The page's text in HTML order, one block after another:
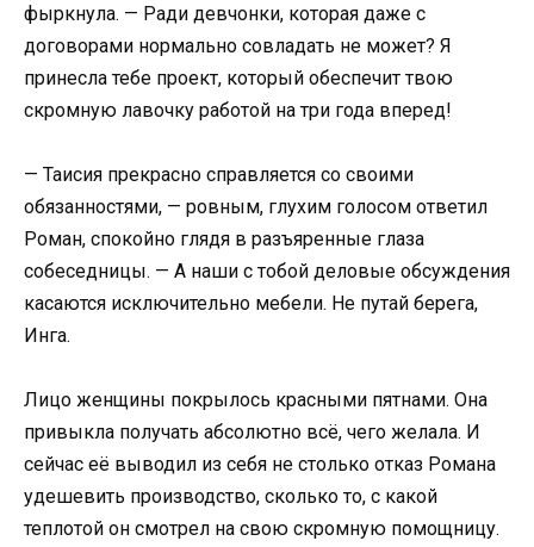
фыркнула. — Ради девчонки, которая даже с
договорами нормально совладать не может? Я
принесла тебе проект, который обеспечит твою
скромную лавочку работой на три года вперед!
— Таисия прекрасно справляется со своими
обязанностями, — ровным, глухим голосом ответил
Роман, спокойно глядя в разъяренные глаза
собеседницы. — А наши с тобой деловые обсуждения
касаются исключительно мебели. Не путай берега,
Инга.
Лицо женщины покрылось красными пятнами. Она
привыкла получать абсолютно всё, чего желала. И
сейчас её выводил из себя не столько отказ Романа
удешевить производство, сколько то, с какой
теплотой он смотрел на свою скромную помощницу.